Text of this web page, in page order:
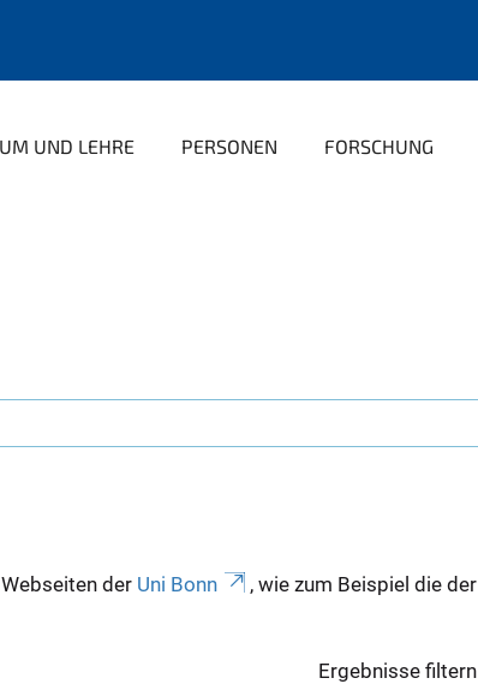
UND LEHRE PERSONEN FORSCHUNG
der Uni Bonn , wie zum Beispiel die der
Ergebnisse filtern